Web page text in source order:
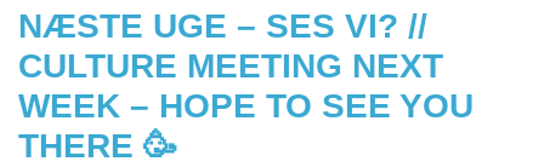
NÆSTE UGE – SES VI? //
CULTURE MEETING NEXT
WEEK – HOPE TO SEE YOU
THERE 🥳